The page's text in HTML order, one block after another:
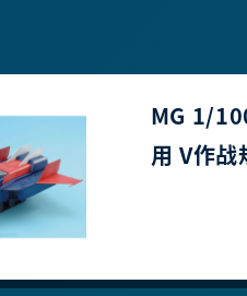
MG 1/
用 V作战